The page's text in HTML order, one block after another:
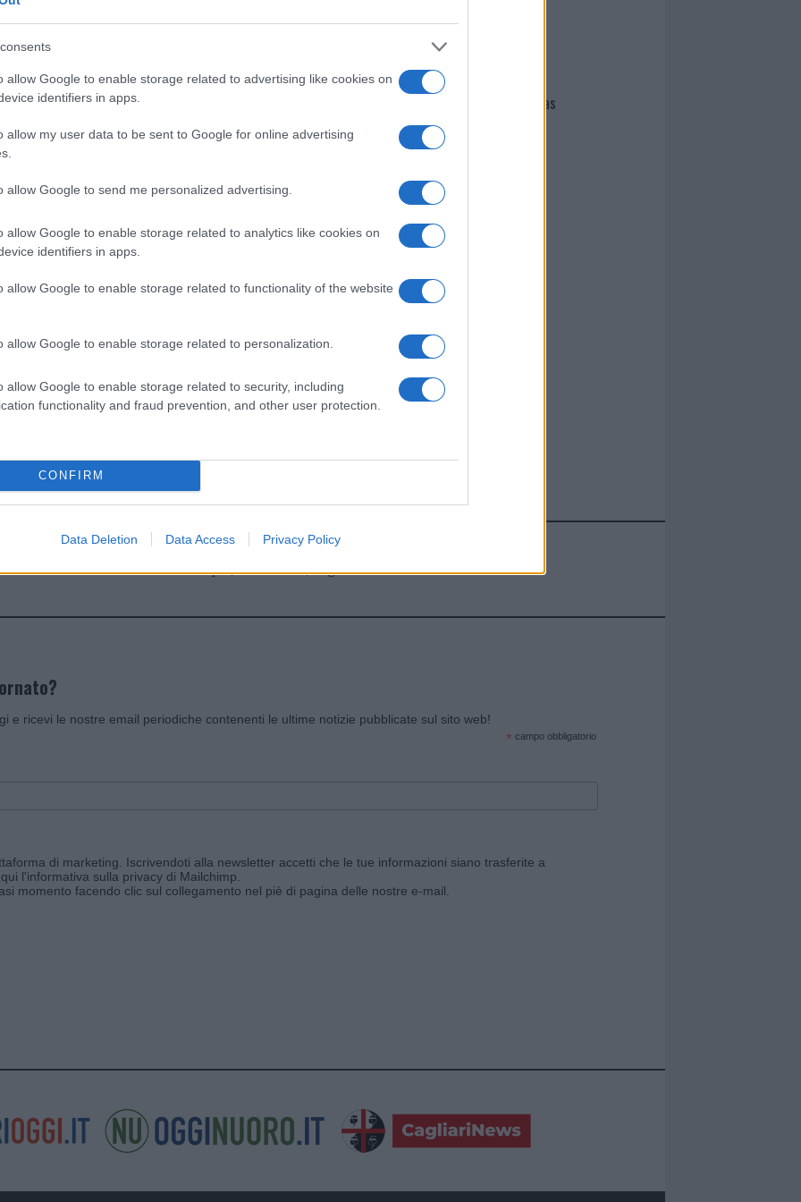
allow Google to enable storage related to advertising like cookies on
identifiers in apps.
allow my user data to be sent to Google for online advertising
allow Google to send me personalized advertising.
allow Google to enable storage related to analytics like cookies on
identifiers in apps.
allow Google to enable storage related to functionality of the website
allow Google to enable storage related to personalization.
allow Google to enable storage related to security, including
functionality and fraud prevention, and other user protection.
CONFIRM
Data Deletion Data Access Privacy Policy
Italia Sardegna
i tuoi video e le tue foto
+39 345 356 7512
di GalluraOggi.it
news daGoogle News
Prossimo articolo
I nostri cari
Giovannimaria Cabras
Invia un Comunicato Stampa|Pubblicità|Segnala
e ricevi le nostre email periodiche contenenti le ultime notizie pubblicate sul sito web!
* campo obbligatorio
di marketing. Iscrivendoti alla newsletter accetti che le tue informazioni siano trasferite a
l'informativa sulla privacy di Mailchimp
momento facendo clic sul collegamento nel piè di pagina delle nostre e-mail.